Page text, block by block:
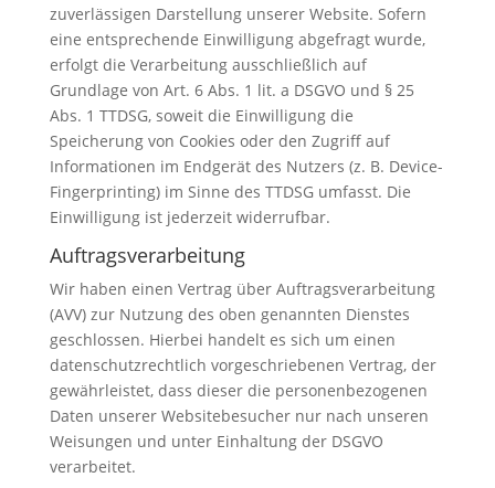
zuverlässigen Darstellung unserer Website. Sofern
eine entsprechende Einwilligung abgefragt wurde,
erfolgt die Verarbeitung ausschließlich auf
Grundlage von Art. 6 Abs. 1 lit. a DSGVO und § 25
Abs. 1 TTDSG, soweit die Einwilligung die
Speicherung von Cookies oder den Zugriff auf
Informationen im Endgerät des Nutzers (z. B. Device-
Fingerprinting) im Sinne des TTDSG umfasst. Die
Einwilligung ist jederzeit widerrufbar.
Auftragsverarbeitung
Wir haben einen Vertrag über Auftragsverarbeitung
(AVV) zur Nutzung des oben genannten Dienstes
geschlossen. Hierbei handelt es sich um einen
datenschutzrechtlich vorgeschriebenen Vertrag, der
gewährleistet, dass dieser die personenbezogenen
Daten unserer Websitebesucher nur nach unseren
Weisungen und unter Einhaltung der DSGVO
verarbeitet.